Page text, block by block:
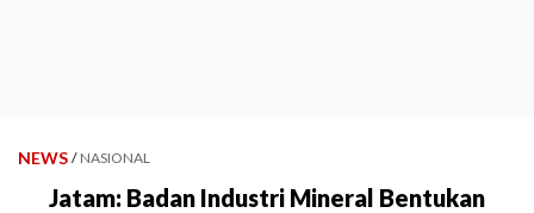
NEWS / NASIONAL
Jatam: Badan Industri Mineral Bentukan